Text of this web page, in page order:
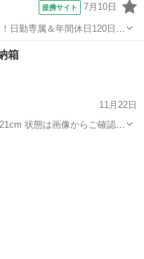
提携サイト 7月10日
日勤専属＆年間休日120日
マイカー通勤OK◎無料駐車
《福島県会津若松市》 人
その他
箱
11月22日
確認く